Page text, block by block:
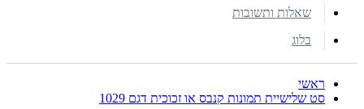
שאלות ותשובות
בלוג
ראשי
סט שלישיית תמונות קנבס או זכוכית דגם 1029